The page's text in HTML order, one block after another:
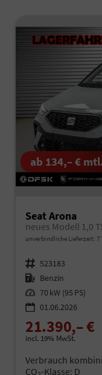
ab 134,– €
Seat Arona
neues Modell 1,0
unverbindliche Lieferzeit: 7
Fahrzeugnr. 523183
Kraftstoff Benzin
Leistung 70 kW (95 PS)
01.06.2026
21.390,– €
incl. 19% MwSt.
Verbrauch
CO -Klasse: D